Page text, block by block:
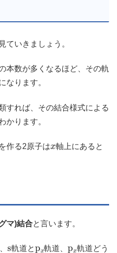
ていきましょう。
本数が多くなるほど、その軌
なります。
すれば、その結合様式による
かります。
作る2原子は
軸上にあると
マ)結合と言います。
s
軌道と
x
軌道、
軌道どう